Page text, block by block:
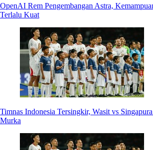
OpenAI Rem Pengembangan Astra,
Terlalu Kuat
Timnas Indonesia Tersingkir, Wasit vs
Murka